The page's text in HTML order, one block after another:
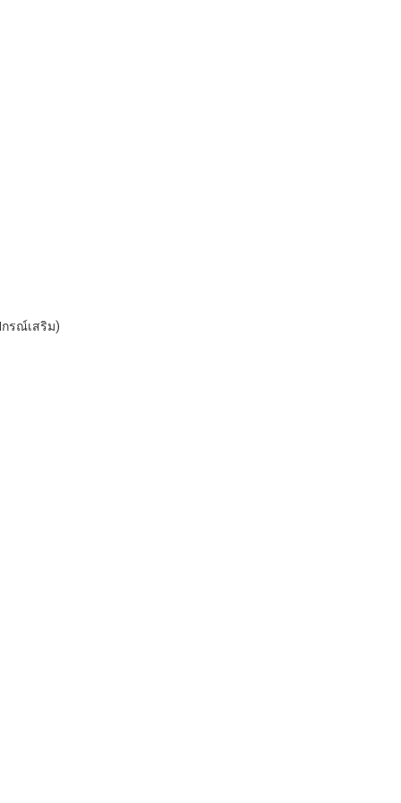
กรณ์เสริม)